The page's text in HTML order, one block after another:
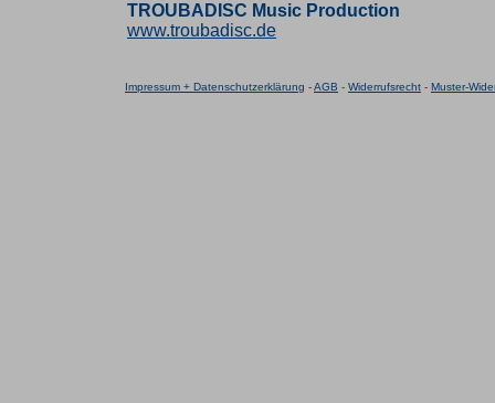
TROUBADISC Music Production
www.troubadisc.de
Impressum + Datenschutzerklärung -AGB - Widerrufsrecht - Muster-